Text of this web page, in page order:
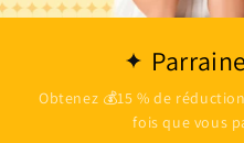
Obtenez 💰15 % de
fois que vous